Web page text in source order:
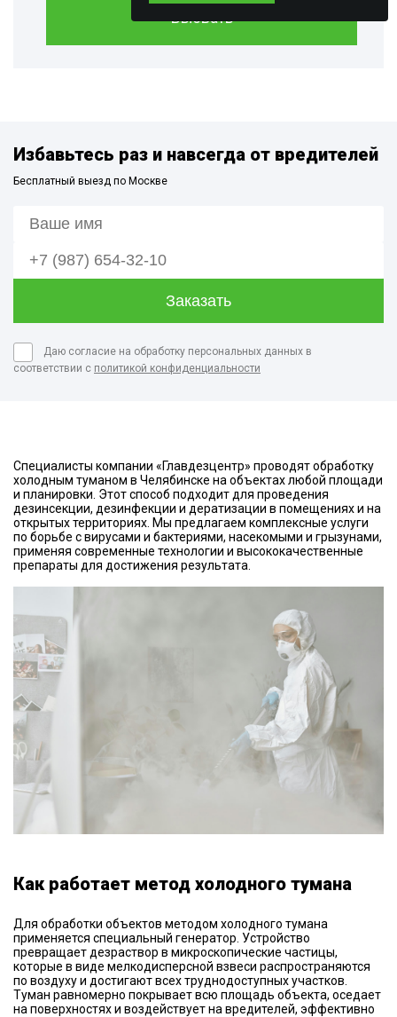
Вызвать
Избавьтесь раз и навсегда от вредителей
Бесплатный выезд по Москве
Даю согласие на обработку персональных данных в
соответствии с политикой конфиденциальности
Специалисты компании «Главдезцентр» проводят обработку
холодным туманом в Челябинске на объектах любой площади
и планировки. Этот способ подходит для проведения
дезинсекции, дезинфекции и дератизации в помещениях и на
открытых территориях. Мы предлагаем комплексные услуги
по борьбе с вирусами и бактериями, насекомыми и грызунами,
применяя современные технологии и высококачественные
препараты для достижения результата.
Как работает метод холодного тумана
Для обработки объектов методом холодного тумана
применяется специальный генератор. Устройство
превращает дезраствор в микроскопические частицы,
которые в виде мелкодисперсной взвеси распространяются
по воздуху и достигают всех труднодоступных участков.
Туман равномерно покрывает всю площадь объекта, оседает
на поверхностях и воздействует на вредителей, эффективно